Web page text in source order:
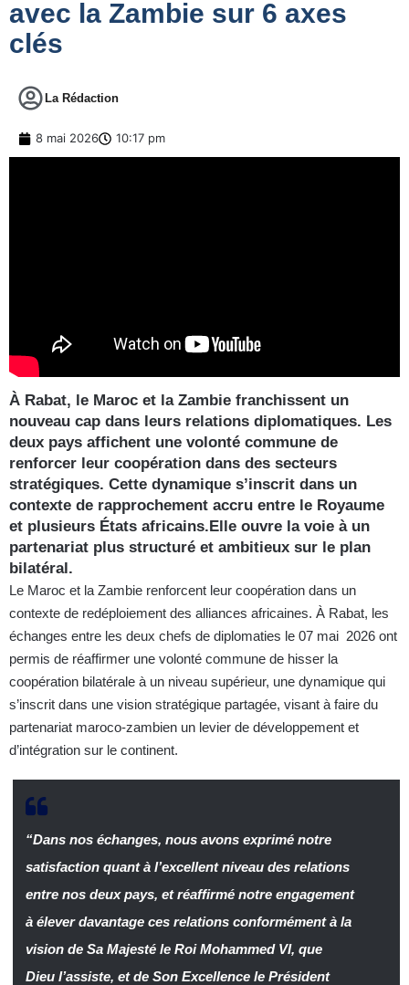
avec la Zambie sur 6 axes
clés
La Rédaction
8 mai 2026 10:17 pm
À Rabat, le Maroc et la Zambie franchissent un
nouveau cap dans leurs relations diplomatiques. Les
deux pays affichent une volonté commune de
renforcer leur coopération dans des secteurs
stratégiques. Cette dynamique s’inscrit dans un
contexte de rapprochement accru entre le Royaume
et plusieurs États africains.Elle ouvre la voie à un
partenariat plus structuré et ambitieux sur le plan
bilatéral.
Le Maroc et la Zambie renforcent leur coopération dans un
contexte de redéploiement des alliances africaines. À Rabat, les
échanges entre les deux chefs de diplomaties le 07 mai 2026 ont
permis de réaffirmer une volonté commune de hisser la
coopération bilatérale à un niveau supérieur, une dynamique qui
s’inscrit dans une vision stratégique partagée, visant à faire du
partenariat maroco-zambien un levier de développement et
d’intégration sur le continent.
“Dans nos échanges, nous avons exprimé notre
satisfaction quant à l’excellent niveau des relations
entre nos deux pays, et réaffirmé notre engagement
à élever davantage ces relations conformément à la
vision de Sa Majesté le Roi Mohammed VI, que
Dieu l’assiste, et de Son Excellence le Président